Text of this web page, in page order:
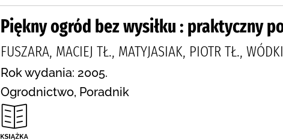
Piękny ogród bez wysiłku : praktyczny
FUSZARA, MACIEJ TŁ., MATYJASIAK, PIOTR TŁ.,
Rok wydania: 2005.
Ogrodnictwo, Poradnik